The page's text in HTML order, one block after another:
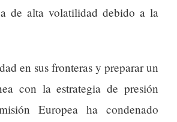
de alta volatilidad debido a la
en sus fronteras y preparar un
con la estrategia de presión
Europea ha condenado